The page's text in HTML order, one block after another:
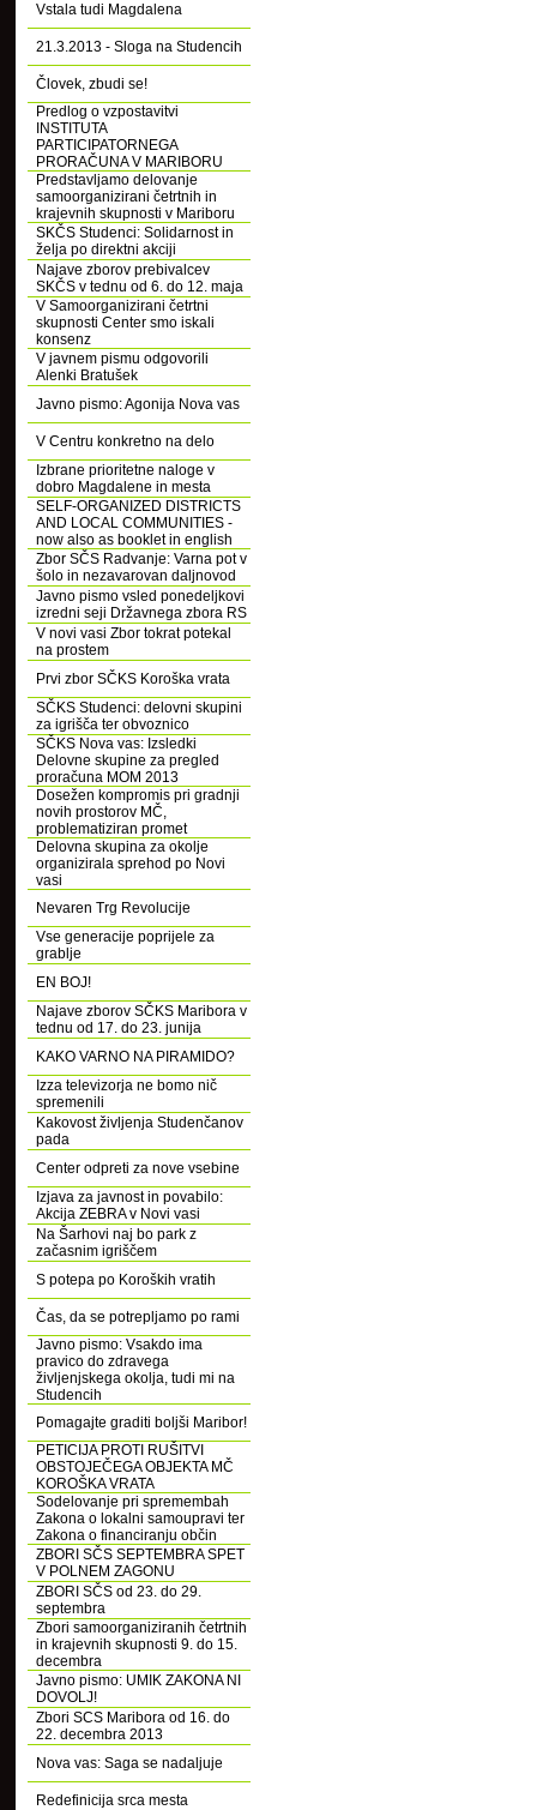
Vstala tudi Magdalena
21.3.2013 - Sloga na Studencih
Človek, zbudi se!
Predlog o vzpostavitvi
INSTITUTA
PARTICIPATORNEGA
PRORAČUNA V MARIBORU
Predstavljamo delovanje
samoorganizirani četrtnih in
krajevnih skupnosti v Mariboru
SKČS Studenci: Solidarnost in
želja po direktni akciji
Najave zborov prebivalcev
SKČS v tednu od 6. do 12. maja
V Samoorganizirani četrtni
skupnosti Center smo iskali
konsenz
V javnem pismu odgovorili
Alenki Bratušek
Javno pismo: Agonija Nova vas
V Centru konkretno na delo
Izbrane prioritetne naloge v
dobro Magdalene in mesta
SELF-ORGANIZED DISTRICTS
AND LOCAL COMMUNITIES -
now also as booklet in english
Zbor SČS Radvanje: Varna pot v
šolo in nezavarovan daljnovod
Javno pismo vsled ponedeljkovi
izredni seji Državnega zbora RS
V novi vasi Zbor tokrat potekal
na prostem
Prvi zbor SČKS Koroška vrata
SČKS Studenci: delovni skupini
za igrišča ter obvoznico
SČKS Nova vas: Izsledki
Delovne skupine za pregled
proračuna MOM 2013
Dosežen kompromis pri gradnji
novih prostorov MČ,
problematiziran promet
Delovna skupina za okolje
organizirala sprehod po Novi
vasi
Nevaren Trg Revolucije
Vse generacije poprijele za
grablje
EN BOJ!
Najave zborov SČKS Maribora v
tednu od 17. do 23. junija
KAKO VARNO NA PIRAMIDO?
Izza televizorja ne bomo nič
spremenili
Kakovost življenja Studenčanov
pada
Center odpreti za nove vsebine
Izjava za javnost in povabilo:
Akcija ZEBRA v Novi vasi
Na Šarhovi naj bo park z
začasnim igriščem
S potepa po Koroških vratih
Čas, da se potrepljamo po rami
Javno pismo: Vsakdo ima
pravico do zdravega
življenjskega okolja, tudi mi na
Studencih
Pomagajte graditi boljši Maribor!
PETICIJA PROTI RUŠITVI
OBSTOJEČEGA OBJEKTA MČ
KOROŠKA VRATA
Sodelovanje pri spremembah
Zakona o lokalni samoupravi ter
Zakona o financiranju občin
ZBORI SČS SEPTEMBRA SPET
V POLNEM ZAGONU
ZBORI SČS od 23. do 29.
septembra
Zbori samoorganiziranih četrtnih
in krajevnih skupnosti 9. do 15.
decembra
Javno pismo: UMIK ZAKONA NI
DOVOLJ!
Zbori SCS Maribora od 16. do
22. decembra 2013
Nova vas: Saga se nadaljuje
Redefinicija srca mesta